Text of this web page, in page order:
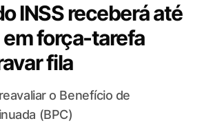
INSS receberá até
em força-tarefa
fila
o Benefício de
(BPC)